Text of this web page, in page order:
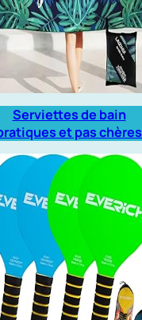
Serviettes de bain
et pas chères